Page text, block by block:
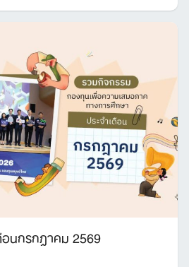
นกรกฎาคม 2569